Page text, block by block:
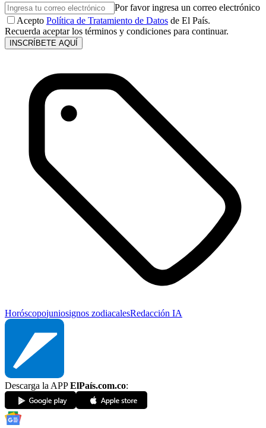
Por favor ingresa un correo electrónico
Acepto Política de Tratamiento de Datos de El País.
Recuerda aceptar los términos y condiciones para continuar.
INSCRÍBETE AQUÍ
Horóscopojuniosignos zodiacalesRedacción IA
Descarga la APPElPaís.com.co: